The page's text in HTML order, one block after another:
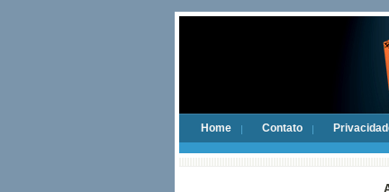
Home Contato